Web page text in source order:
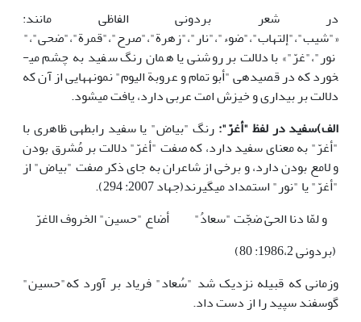
در شعر بردونی الفاظی مانند:
«"شیب"،"إلتهاب"،"ضوء"،"نار"،"زهرة"،"صرح"،"قمرة"،"ضحی"،"
نور"،"غرّ"» با دلالت بر روشنی یا همان رنگ سفید به چشم می­
خورد که در قصیده­ی "أبو تمام و عروبة الیوم" نمونه­هایی از آن که
دلالت بر بیداری و خیزش امت عربی دارد، یافت می­شود.
الف)سفید در لفظ "أغرّ": رنگ "بیاض" یا سفید رابطه­ی ظاهری با
"أغرّ" به معنای سفید دارد، که صفت "أغرّ" دلالت بر مُشرق بودن
و لامع بودن دارد، و برخی از شاعران به جای ذکر صفت "بیاض" از
"أغرّ" یا "نور" استمداد می­گیرند(جهاد 2007: 294).
و لمّا دنا الحیّ ضجّت "سعادُ"
أضاع "حسین" الخروف الاغرّ
(بردونی 1986،2: 80)
وزمانی که قبیله نزدیک شد "سُعاد" فریاد بر آورد که"حسین"
گوسفند سپید را از دست داد.